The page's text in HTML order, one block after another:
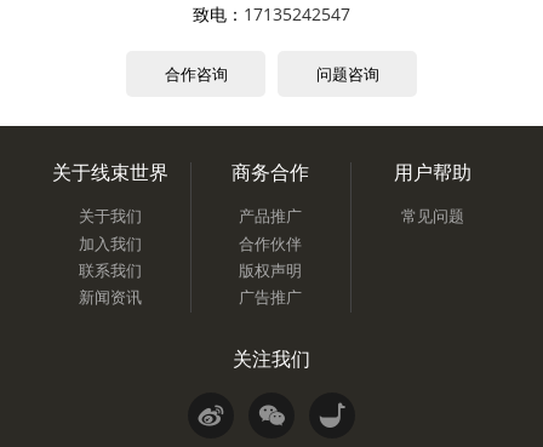
致电： 17135242547
合作咨询 问题咨询
关于线束世界
关于我们
加入我们
联系我们
新闻资讯
商务合作
产品推广
合作伙伴
版权声明
广告推广
用户帮助
常见问题
关注我们